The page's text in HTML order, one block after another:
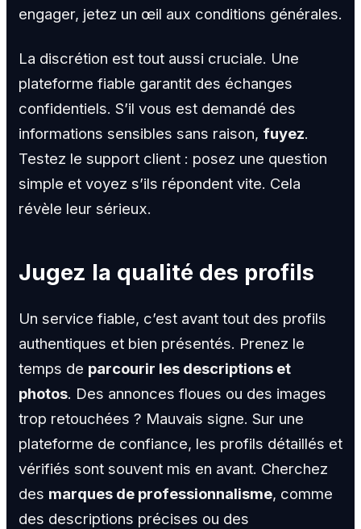
engager, jetez un œil aux conditions générales.
La discrétion est tout aussi cruciale. Une
plateforme fiable garantit des échanges
confidentiels. S’il vous est demandé des
informations sensibles sans raison, fuyez.
Testez le support client : posez une question
simple et voyez s’ils répondent vite. Cela
révèle leur sérieux.
Jugez la qualité des profils
Un service fiable, c’est avant tout des profils
authentiques et bien présentés. Prenez le
temps de parcourir les descriptions et
photos. Des annonces floues ou des images
trop retouchées ? Mauvais signe. Sur une
plateforme de confiance, les profils détaillés et
vérifiés sont souvent mis en avant. Cherchez
des marques de professionnalisme, comme
des descriptions précises ou des